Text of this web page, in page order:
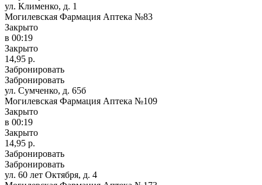
ул. Клименко, д. 1
Могилевская Фармация Аптека №83
Закрыто
в 00:19
Закрыто
14,95 р.
Забронировать
Забронировать
ул. Сумченко, д. 65б
Могилевская Фармация Аптека №109
Закрыто
в 00:19
Закрыто
14,95 р.
Забронировать
Забронировать
ул. 60 лет Октября, д. 4